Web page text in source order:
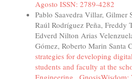
Agosto ISSN: 2789-4282
Pablo Saavedra Villar,
Raúl Rodríguez Peña, Freddy
Edverd Nilton Arias
Gómez, Roberto Marin Santa
strategies for developing
students and faculty at the